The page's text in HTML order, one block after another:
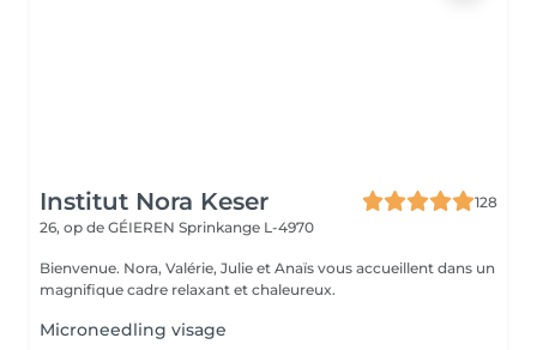
Institut Nora Keser
128
26, op de GÉIEREN Sprinkange L-4970
Bienvenue. Nora, Valérie, Julie et Anaïs vous accueillent dans un
magnifique cadre relaxant et chaleureux.
Microneedling visage